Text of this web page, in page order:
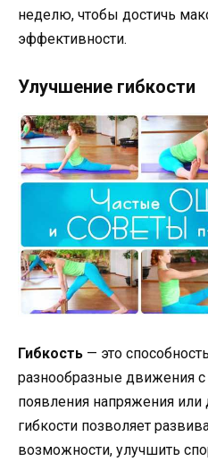
неделю, чтобы достичь
эффективности.
Улучшение гибкости
Гибкость — это
разнообразные движения
появления напряжения
гибкости позволяет
возможности, улучшить